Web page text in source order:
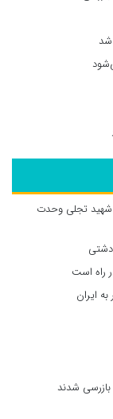
شهید تجلی وحدت
راه است
ایران
بازرسی شدند